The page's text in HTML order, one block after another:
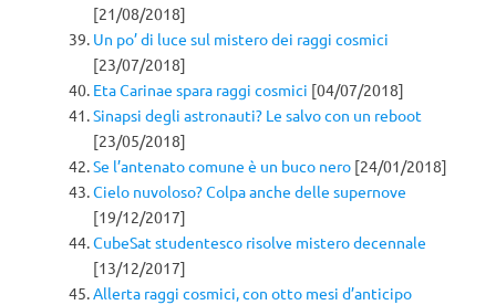
[21/08/2018]
Un po’ di luce sul mistero dei raggi cosmici
[23/07/2018]
Eta Carinae spara raggi cosmici [04/07/2018]
Sinapsi degli astronauti? Le salvo con un reboot
[23/05/2018]
Se l’antenato comune è un buco nero [24/01/2018]
Cielo nuvoloso? Colpa anche delle supernove
[19/12/2017]
CubeSat studentesco risolve mistero decennale
[13/12/2017]
Allerta raggi cosmici, con otto mesi d’anticipo